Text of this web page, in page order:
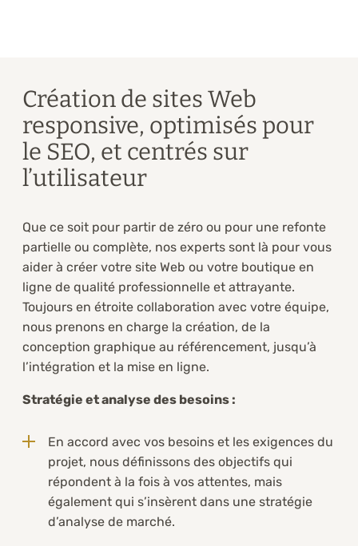
Création de sites Web
responsive, optimisés pour
le SEO, et centrés sur
l’utilisateur
Que ce soit pour partir de zéro ou pour une refonte
partielle ou complète, nos experts sont là pour vous
aider à créer votre site Web ou votre boutique en
ligne de qualité professionnelle et attrayante.
Toujours en étroite collaboration avec votre équipe,
nous prenons en charge la création, de la
conception graphique au référencement, jusqu’à
l’intégration et la mise en ligne.
Stratégie et analyse des besoins :
En accord avec vos besoins et les exigences du
projet, nous définissons des objectifs qui
répondent à la fois à vos attentes, mais
également qui s’insèrent dans une stratégie
d’analyse de marché.